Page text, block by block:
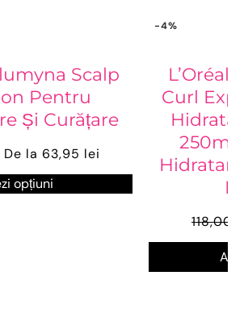
Scalp
Pentru
Și Curățare
De la 63,95 lei
opțiuni
-4%
L’Oréal
Curl
250ml
118,00